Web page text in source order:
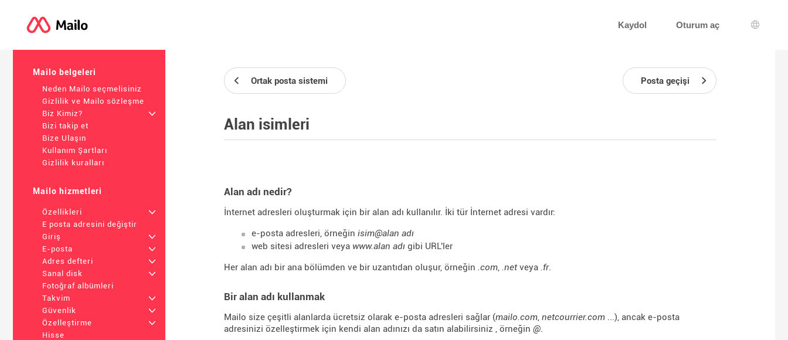
Kaydol Oturum aç
Dil
Mailo belgeleri
Neden Mailo seçmelisiniz
Gizlilik ve Mailo sözleşme
Biz Kimiz?
+
Bizi takip et
Bize Ulaşın
Kullanım Şartları
Gizlilik kuralları
Mailo hizmetleri
Özellikleri
+
E posta adresini değiştir
Giriş
+
E-posta
+
Adres defteri
+
Sanal disk
+
Fotoğraf albümleri
Takvim
+
Güvenlik
+
Özelleştirme
+
Hisse
Ortak posta sistemi Posta geçişi
Alan isimleri
Alan adı nedir?
İnternet adresleri oluşturmak için bir alan adı kullanılır. İki tür İnternet adresi vardır:
e-posta adresleri, örneğin isim@alan adı
web sitesi adresleri veya www.alan adı gibi URL'ler
Her alan adı bir ana bölümden ve bir uzantıdan oluşur, örneğin .com, .net veya .fr.
Bir alan adı kullanmak
Mailo size çeşitli alanlarda ücretsiz olarak e-posta adresleri sağlar (mailo.com, netcourrier.com ...), ancak e-posta
adresinizi özelleştirmek için kendi alan adınızı da satın alabilirsiniz , örneğin @.